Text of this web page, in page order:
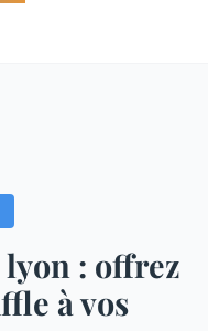
lyon : offrez
à vos